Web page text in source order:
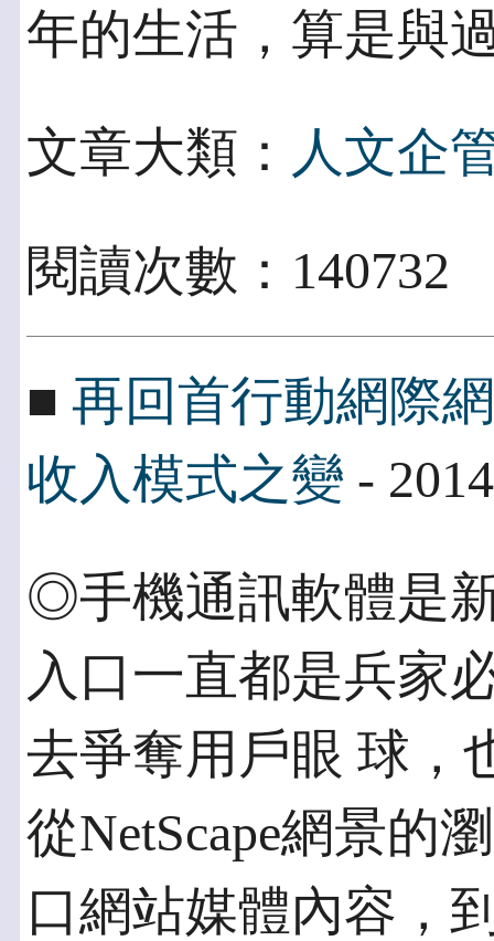
年的生活，算是與
文章大類： 人文企
閱讀次數：
■ 再回首行動網際
收入模式之變 -
◎手機通訊軟體是
入口一直都是兵家
去爭奪用戶眼 球，
從NetScape網景的
口網站媒體內容，